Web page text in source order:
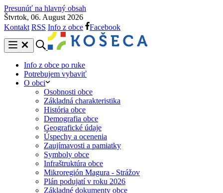
Presunúť na hlavný obsah
Štvrtok, 06. August 2026
Kontakt RSS Info z obce Facebook
Info z obce po ruke
Potrebujem vybaviť
O obci
Osobnosti obce
Základná charakteristika
História obce
Demografia obce
Geografické údaje
Úspechy a ocenenia
Zaujímavosti a pamiatky
Symboly obce
Infraštruktúra obce
Mikroregión Magura - Strážov
Plán podujatí v roku 2026
Základné dokumenty obce